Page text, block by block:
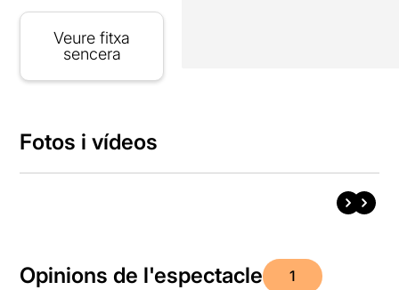
Veure fitxa
sencera
Fotos i vídeos
Opinions de l'espectacle 1